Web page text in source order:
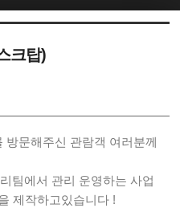
크탑)
방문해주신 관람객 여러분께
팀에서 관리 운영하는 사업
제작하고있습니다 !
북5
치북5